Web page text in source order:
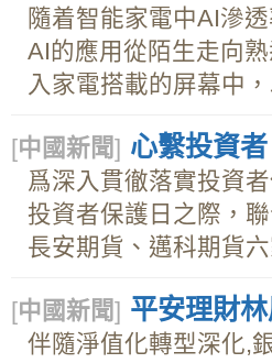
隨着智能家電中AI滲
AI的應用從陌生走向
入家電搭載的屏幕中
[中國新聞] 心繫投資
爲深入貫徹落實投資
投資者保護日之際，
長安期貨、邁科期貨
[中國新聞] 平安理財
伴隨淨值化轉型深化,